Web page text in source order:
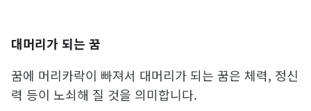
대머리가 되는 꿈
꿈에 머리카락이 빠져서 대머리가 되는 꿈은 체력, 정신
력 등이 노쇠해 질 것을 의미합니다.